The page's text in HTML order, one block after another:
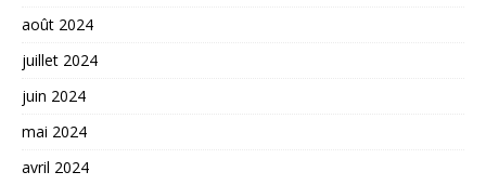
août 2024
juillet 2024
juin 2024
mai 2024
avril 2024